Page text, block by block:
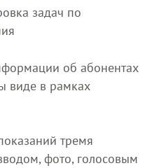
задач по
об абонентах
виде в рамках
тремя
фото, голосовым